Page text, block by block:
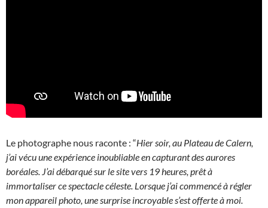
Le photographe nous raconte : “Hier soir, au Plateau de Calern,
j’ai vécu une expérience inoubliable en capturant des aurores
boréales. J’ai débarqué sur le site vers 19 heures, prêt à
immortaliser ce spectacle céleste. Lorsque j’ai commencé à régler
mon appareil photo, une surprise incroyable s’est offerte à moi.